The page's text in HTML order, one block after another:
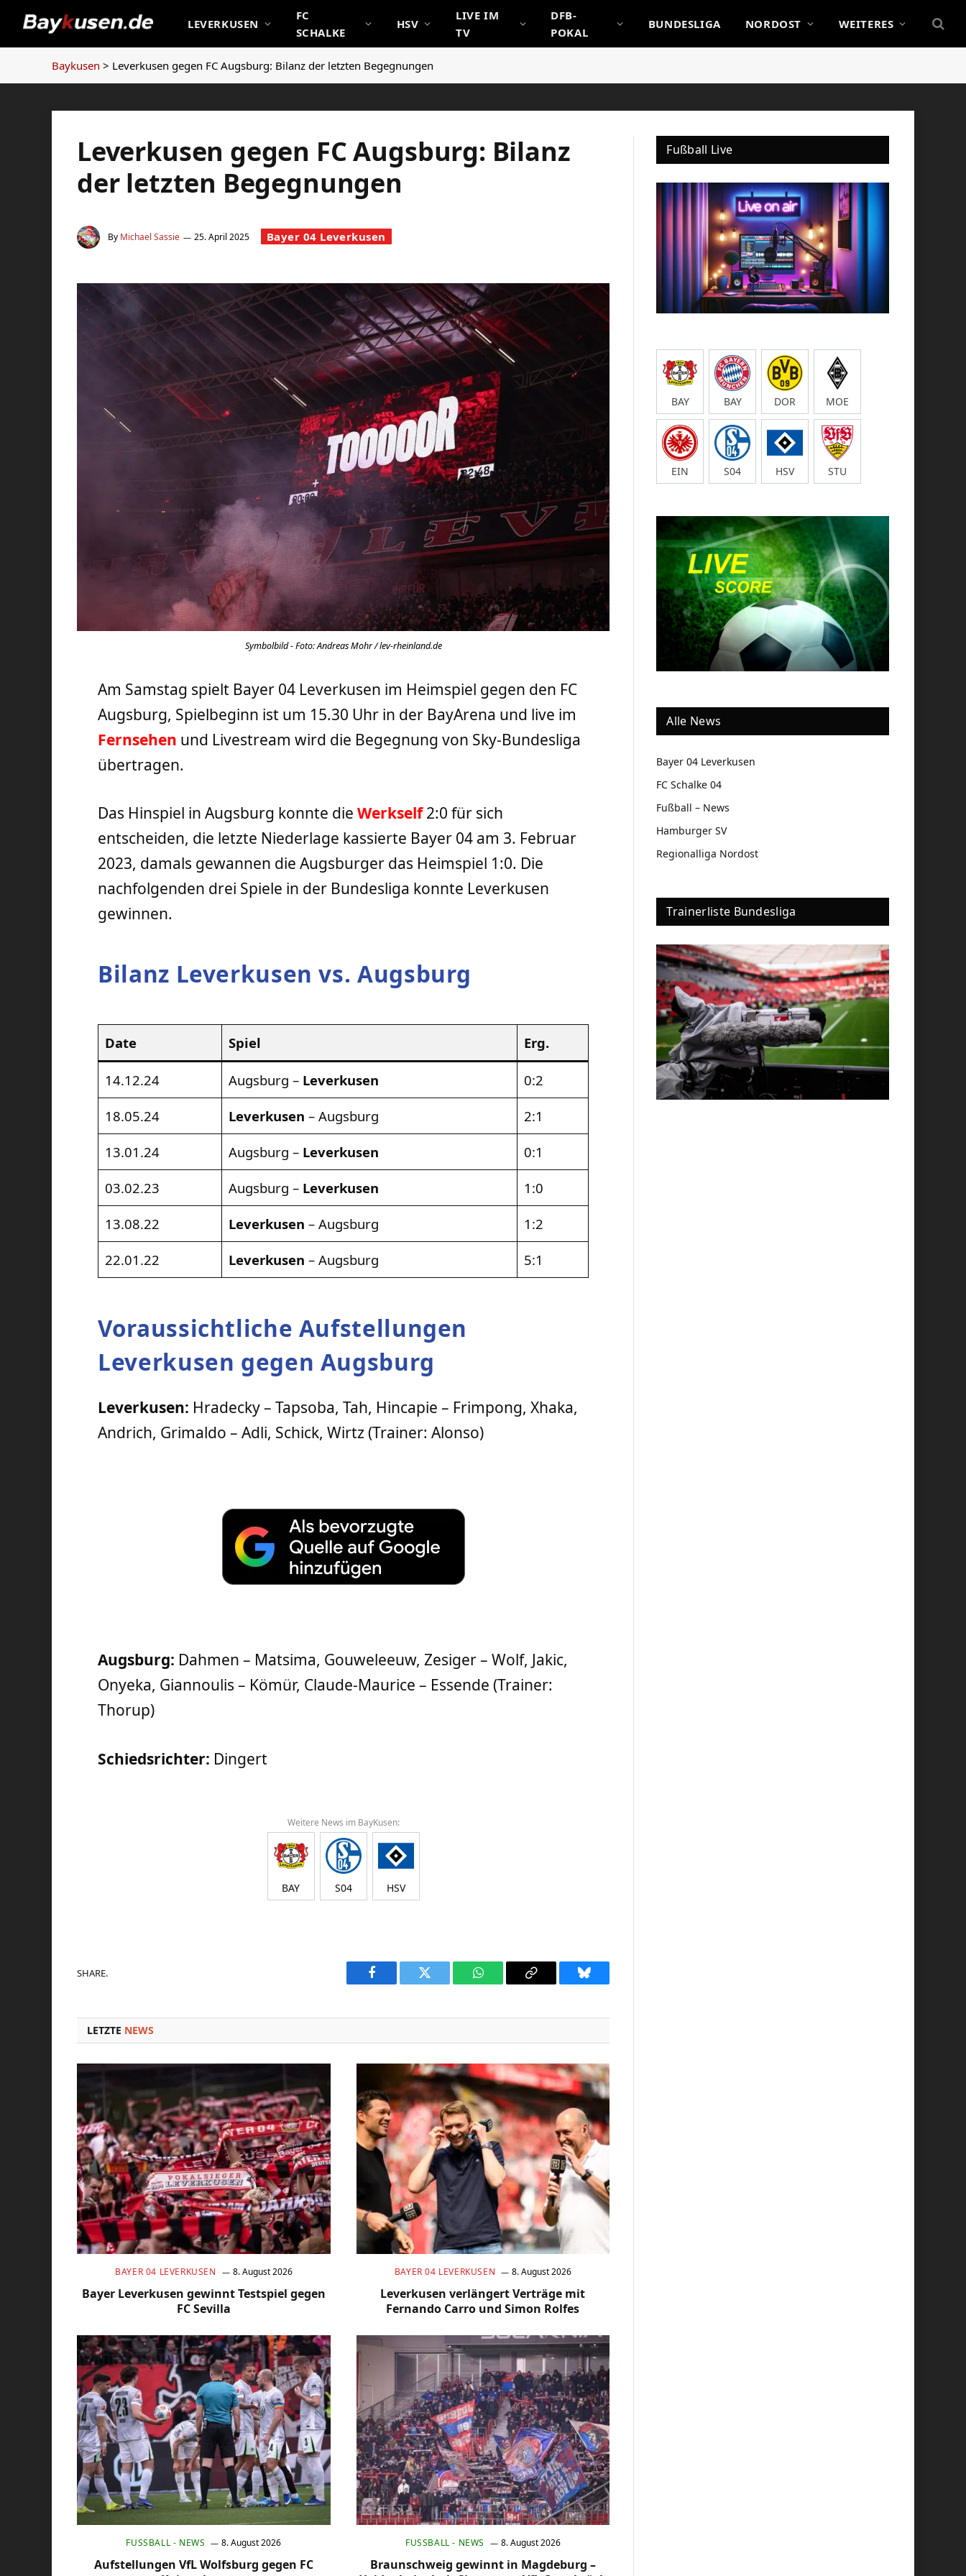
LEVERKUSEN
FC
SCHALKE
HSV
LIVE IM
TV
DFB-
POKAL
BUNDESLIGA NORDOST WEITERES
Baykusen > Leverkusen gegen FC Augsburg: Bilanz der letzten Begegnungen
Leverkusen gegen FC Augsburg: Bilanz
der letzten Begegnungen
By Michael Sassie 25. April 2025 Bayer 04 Leverkusen
Symbolbild - Foto: Andreas Mohr / lev-rheinland.de
Am Samstag spielt Bayer 04 Leverkusen im Heimspiel gegen den FC
Augsburg, Spielbeginn ist um 15.30 Uhr in der BayArena und live im
Fernsehen und Livestream wird die Begegnung von Sky-Bundesliga
übertragen.
Das Hinspiel in Augsburg konnte dieWerkself2:0 für sich
entscheiden, die letzte Niederlage kassierte Bayer 04 am 3. Februar
2023, damals gewannen die Augsburger das Heimspiel 1:0. Die
nachfolgenden drei Spiele in der Bundesliga konnte Leverkusen
gewinnen.
Bilanz Leverkusen vs. Augsburg
Date Spiel Erg.
14.12.24 Augsburg – Leverkusen
0:2
18.05.24
Leverkusen – Augsburg
2:1
13.01.24
Augsburg – Leverkusen
0:1
03.02.23
Augsburg – Leverkusen
1:0
13.08.22
Leverkusen – Augsburg
1:2
22.01.22
Leverkusen – Augsburg 5:1
Voraussichtliche Aufstellungen
Leverkusen gegen Augsburg
Leverkusen: Hradecky – Tapsoba, Tah, Hincapie – Frimpong, Xhaka,
Andrich, Grimaldo – Adli, Schick, Wirtz (Trainer: Alonso)
Augsburg: Dahmen – Matsima, Gouweleeuw, Zesiger – Wolf, Jakic,
Onyeka, Giannoulis – Kömür, Claude-Maurice – Essende (Trainer:
Thorup)
Schiedsrichter: Dingert
Weitere News im BayKusen:
BAY S04 HSV
SHARE.
Facebook Twitter WhatsAppCopy
Bluesky
LETZTE NEWS
BAYER 04 LEVERKUSEN 8. August 2026
Bayer Leverkusen gewinnt Testspiel gegen
FC Sevilla
BAYER 04 LEVERKUSEN 8. August 2026
Leverkusen verlängert Verträge mit
Fernando Carro und Simon Rolfes
FUSSBALL - NEWS 8. August 2026
Aufstellungen VfL Wolfsburg gegen FC
FUSSBALL - NEWS 8. August 2026
Braunschweig gewinnt in Magdeburg –
Fußball Live
BAY BAY DOR MOE
EIN S04 HSV STU
Alle News
Bayer 04 Leverkusen
FC Schalke 04
Fußball – News
Hamburger SV
Regionalliga Nordost
Trainerliste Bundesliga